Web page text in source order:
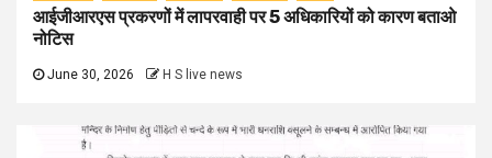
आईजीआरएस प्रकरणों में लापरवाही पर 5 अधिकारियों को कारण बताओ
नोटिस
June 30, 2026 H S live news